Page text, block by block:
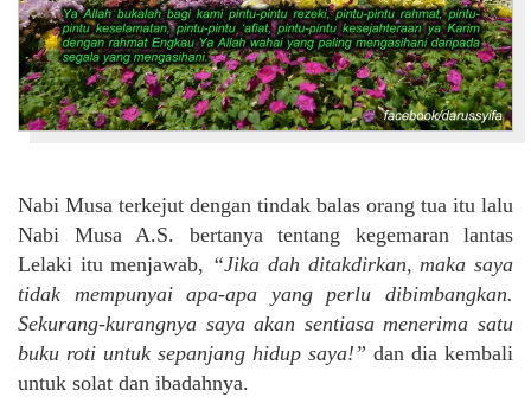
Nabi Musa terkejut dengan tindak balas orang tua itu lalu
Nabi Musa A.S. bertanya tentang kegemaran lantas
Lelaki itu menjawab, “Jika dah ditakdirkan, maka saya
tidak mempunyai apa-apa yang perlu dibimbangkan.
Sekurang-kurangnya saya akan sentiasa menerima satu
buku roti untuk sepanjang hidup saya!” dan dia kembali
untuk solat dan ibadahnya.